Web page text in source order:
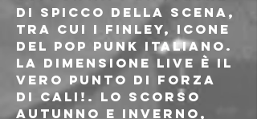
di spicco della scena,
tra cui i Finley, icone
del pop punk italiano.
La dimensione live è il
vero punto di forza
di CALI!. Lo scorso
autunno e inverno,